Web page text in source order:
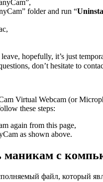
folder and run “
leave, hopefully, it’s just
don’t hesitate to
Virtual Webcam (or
these steps:
again from this page,
as shown above.
маникам с
файл, который